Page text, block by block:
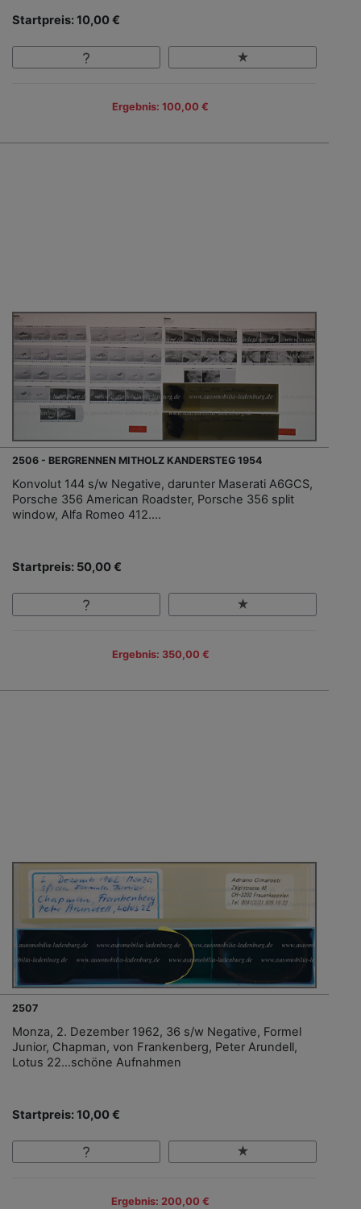
Startpreis: 10,00 €
Ergebnis: 100,00 €
2506 - BERGRENNEN MITHOLZ KANDERSTEG 1954
Konvolut 144 s/w Negative, darunter Maserati A6GCS,
Porsche 356 American Roadster, Porsche 356 split
window, Alfa Romeo 412....
Startpreis: 50,00 €
Ergebnis: 350,00 €
2507
Monza, 2. Dezember 1962, 36 s/w Negative, Formel
Junior, Chapman, von Frankenberg, Peter Arundell,
Lotus 22...schöne Aufnahmen
Startpreis: 10,00 €
Ergebnis: 200,00 €